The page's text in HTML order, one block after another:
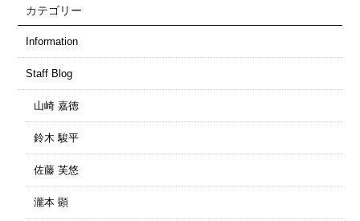
カテゴリー
Information
Staff Blog
山崎 嘉徳
鈴木 駿平
佐藤 芙悠
瀧本 顕